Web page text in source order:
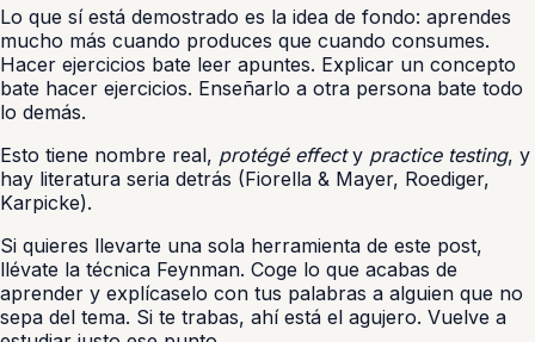
Lo que sí está demostrado es la idea de fondo: aprendes
mucho más cuando produces que cuando consumes.
Hacer ejercicios bate leer apuntes. Explicar un concepto
bate hacer ejercicios. Enseñarlo a otra persona bate todo
lo demás.
Esto tiene nombre real, protégé effecty practice testing, y
hay literatura seria detrás (Fiorella & Mayer, Roediger,
Karpicke).
Si quieres llevarte una sola herramienta de este post,
llévate la técnica Feynman. Coge lo que acabas de
aprender y explícaselo con tus palabras a alguien que no
sepa del tema. Si te trabas, ahí está el agujero. Vuelve a